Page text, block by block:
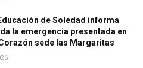
de Soledad informa
la emergencia presentada en
sede las Margaritas